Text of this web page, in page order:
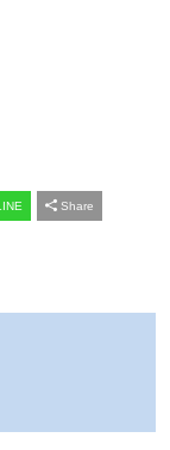
Share